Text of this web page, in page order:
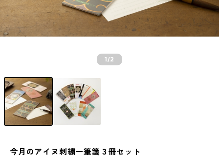
1/2
今月のアイヌ刺繍一筆箋３冊セット